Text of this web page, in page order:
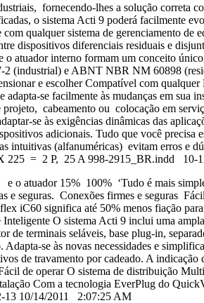
fornecendo-lhes a solução correta
o sistema Acti 9 poderá facilmente
qualquer sistema de gerenciamento
dispositivos diferenciais residuais e
interno formam um conceito
(industrial) e ABNT NBR NM 60898
e escolher Compatível com
se facilmente às mudanças em sua
cabeamento ou colocação em
se às exigências dinâmicas das
adicionais. Tudo que você
(alfanuméricas) evitam erros e
225 = 2 P, 25 A 998-2915_BR.indd
atuador 15% 100% ‘Tudo é mais
e seguras. Conexões firmes e seguras
iC60 significa até 50% menos fiação
O sistema Acti 9 inclui uma
terminais seláveis, base plug-in,
se às novas necessidades e
de travamento por cadeado. A
de operar O sistema de distribuição
Com a tecnologia EverPlug do
13 10/14/2011 2:07:25 AM